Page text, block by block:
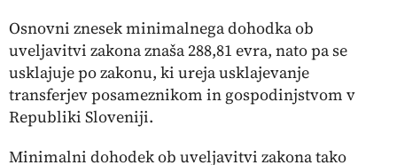
Osnovni znesek minimalnega dohodka ob
uveljavitvi zakona znaša 288,81 evra, nato pa se
usklajuje po zakonu, ki ureja usklajevanje
transferjev posameznikom in gospodinjstvom v
Republiki Sloveniji.
Minimalni dohodek ob uveljavitvi zakona tako